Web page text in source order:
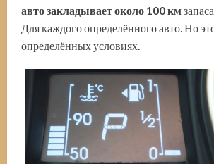
авто закладывает около 100 км
Для каждого определённого авто. Но
определённых условиях.